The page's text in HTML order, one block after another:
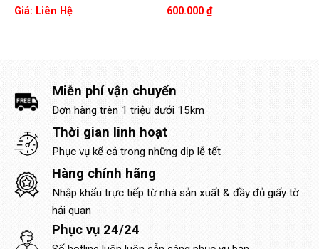
Giá: Liên Hệ 600.000 ₫
Miễn phí vận chuyển
Đơn hàng trên 1 triệu dưới 15km
Thời gian linh hoạt
Phục vụ kể cả trong những dịp lễ tết
Hàng chính hãng
Nhập khẩu trực tiếp từ nhà sản xuất & đầy đủ giấy tờ
hải quan
Phục vụ 24/24